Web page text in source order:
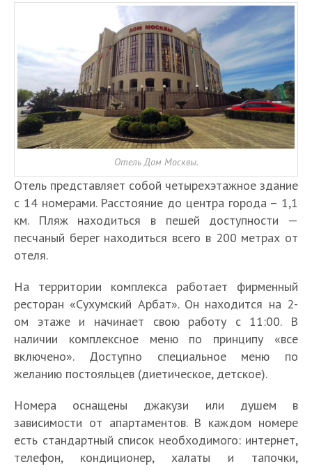
Отель Дом Москвы.
Отель представляет собой четырехэтажное здание
с 14 номерами. Расстояние до центра города – 1,1
км. Пляж находиться в пешей доступности —
песчаный берег находиться всего в 200 метрах от
отеля.
На территории комплекса работает фирменный
ресторан «Сухумский Арбат». Он находится на 2-
ом этаже и начинает свою работу с 11:00. В
наличии комплексное меню по принципу «все
включено». Доступно специальное меню по
желанию постояльцев (диетическое, детское).
Номера оснащены джакузи или душем в
зависимости от апартаментов. В каждом номере
есть стандартный список необходимого: интернет,
телефон, кондиционер, халаты и тапочки,